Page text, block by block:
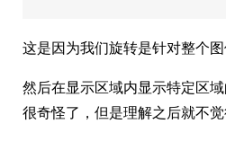
这是因为我们旋转是针对整个图
然后在显示区域内显示特定区
很奇怪了，但是理解之后就不觉